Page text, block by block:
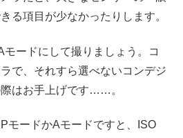
る項目が少なかったりします。
ードにして撮りましょう。コ
で、それすら選べないコンデジ
はお手上げです……。
モードかAモードですと、ISO